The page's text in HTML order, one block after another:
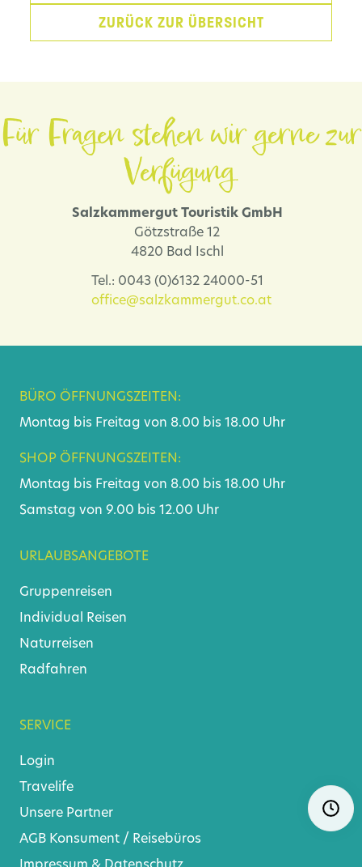
ZURÜCK ZUR ÜBERSICHT
Für Fragen stehen wir gerne zur
Verfügung.
Salzkammergut Touristik GmbH
Götzstraße 12
4820 Bad Ischl
Tel.: 0043 (0)6132 24000-51
office@salzkammergut.co.at
BÜRO ÖFFNUNGSZEITEN:
Montag bis Freitag von 8.00 bis 18.00 Uhr
SHOP ÖFFNUNGSZEITEN:
Montag bis Freitag von 8.00 bis 18.00 Uhr
Samstag von 9.00 bis 12.00 Uhr
URLAUBSANGEBOTE
Gruppenreisen
Individual Reisen
Naturreisen
Radfahren
SERVICE
Login
Travelife
Unsere Partner
AGB Konsument / Reisebüros